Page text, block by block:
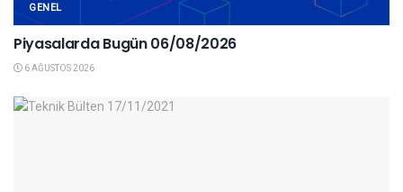
GENEL
Piyasalarda Bugün 06/08/2026
6 AĞUSTOS 2026